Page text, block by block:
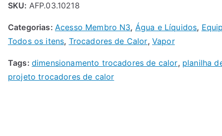
SKU: AFP.03.10218
Categorias: Acesso Membro N3, Água e Líquidos,
Todos os itens, Trocadores de Calor, Vapor
Tags: dimensionamento trocadores de calor, planilha
projeto trocadores de calor